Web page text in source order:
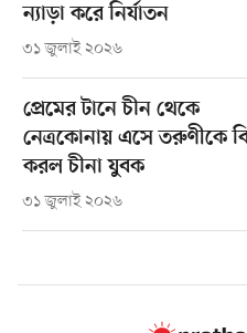
ন্যাড়া করে নির্যাতন
৩১ জুলাই ২০২৬
প্রেমের টানে চীন থেকে
নেত্রকোনায় এসে তরুণীকে
করল চীনা যুবক
৩১ জুলাই ২০২৬